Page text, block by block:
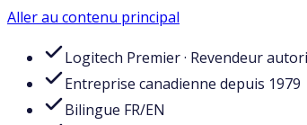
Aller au contenu principal
Logitech Premier · Revendeur
Entreprise canadienne depuis 1979
Bilingue FR/EN